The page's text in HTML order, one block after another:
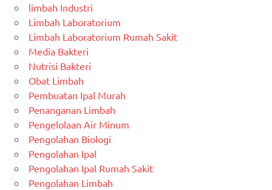
limbah Industri
Limbah Laboratorium
Limbah Laboratorium Rumah Sakit
Media Bakteri
Nutrisi Bakteri
Obat Limbah
Pembuatan Ipal Murah
Penanganan Limbah
Pengelolaan Air Minum
Pengolahan Biologi
Pengolahan Ipal
Pengolahan Ipal Rumah Sakit
Pengolahan Limbah